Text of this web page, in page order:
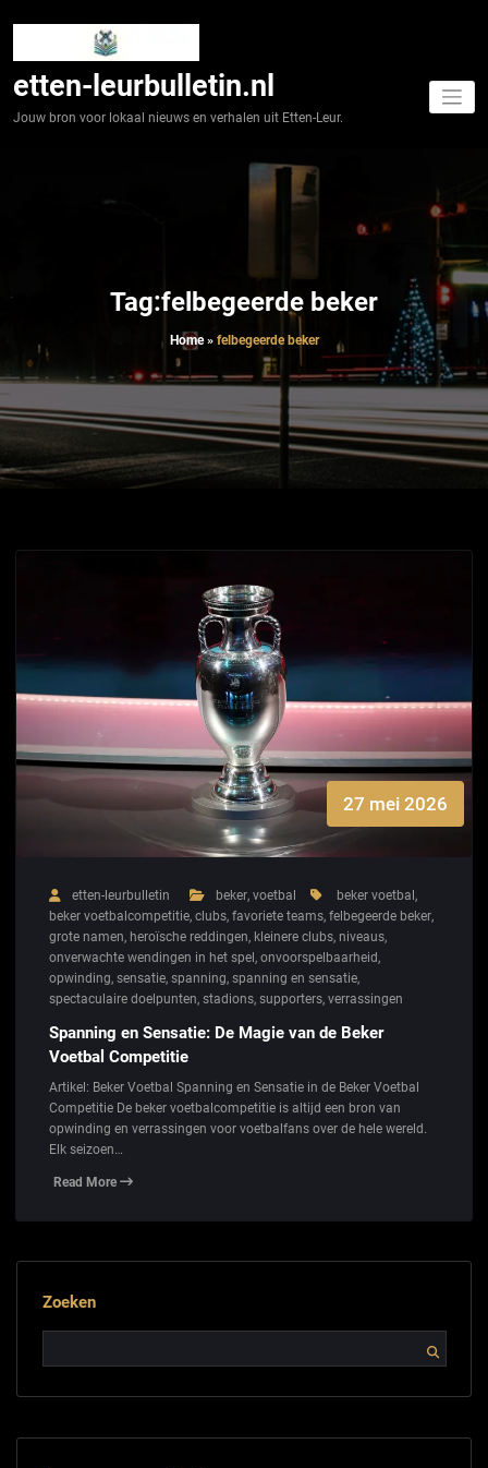
etten-leurbulletin.nl
Jouw bron voor lokaal nieuws en verhalen uit Etten-Leur.
Tag:felbegeerde beker
Home» felbegeerde beker
27 mei 2026
etten-leurbulletin beker, voetbal beker voetbal,
beker voetbalcompetitie, clubs, favoriete teams, felbegeerde beker,
grote namen, heroïsche reddingen, kleinere clubs, niveaus,
onverwachte wendingen in het spel, onvoorspelbaarheid,
opwinding, sensatie, spanning, spanning en sensatie,
spectaculaire doelpunten, stadions, supporters, verrassingen
Spanning en Sensatie: De Magie van de Beker
Voetbal Competitie
Artikel: Beker Voetbal Spanning en Sensatie in de Beker Voetbal
Competitie De beker voetbalcompetitie is altijd een bron van
opwinding en verrassingen voor voetbalfans over de hele wereld.
Elk seizoen…
Read More
Zoeken